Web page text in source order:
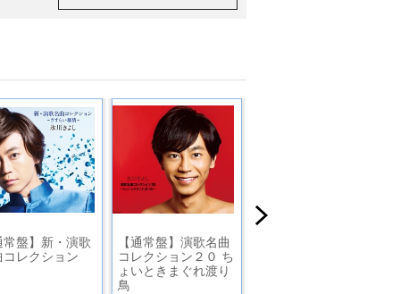
常盤】新・演歌
コレクション
【通常盤】演歌名曲
コレクション２０ ち
ょいときまぐれ渡り
鳥